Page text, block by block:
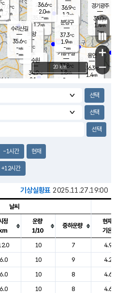
과천
35.5℃
1.2m/s
- mm
용인
36.3℃
1.4m/s
경기광주
35.0℃
1.4m/s
-mm
의왕
- ℃
m/s
mm
37.0
℃
1.7 m/s
-mm
℃
s
36.9℃
1.2m/s
-mm
36.6℃
2.0m/s
-mm
기흥구갈
37.8℃
1.8m/s
-
수리산길
35.6℃
-m/s
-mm
분당구
37.3℃
1.9m/s
-mm
수원
34.9℃
2.1 m/s
+
−
20 km
-1시간 현재
+12시간
기상실황표 2025.11.27.19:00
온, 강수, 바람, 기압등을 안내한 표입
날씨
정
운량
1/10
중하운량
현재
기온
10 7
4.9
6.0 10 9
4.2
6.0 10 8
4.6
6.0 10 8
4.6